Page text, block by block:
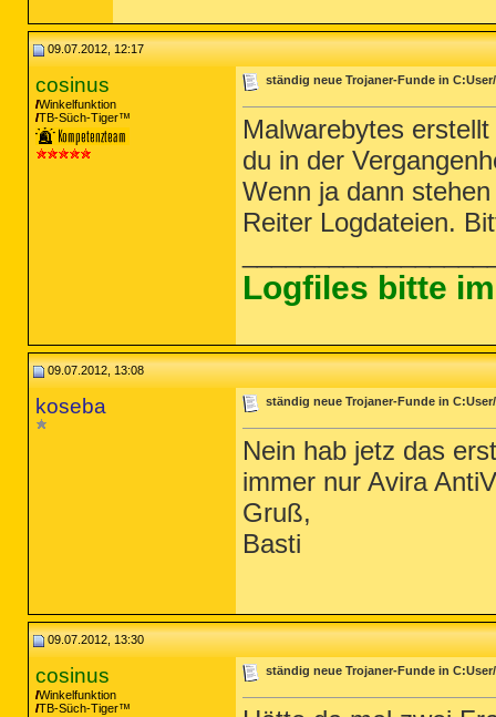
09.07.2012, 12:17
cosinus
Winkelfunktion
TB-Süch-Tiger™
ständig neue Trojaner-Funde in
Malwarebytes
du in der
Wenn ja dann
Reiter Logdateien.
Logfiles bitte
09.07.2012, 13:08
koseba ständig neue Trojaner-Funde in
Nein hab jetz das
immer nur Avira
Gruß,
Basti
09.07.2012, 13:30
cosinus
Winkelfunktion
TB-Süch-Tiger™
ständig neue Trojaner-Funde in